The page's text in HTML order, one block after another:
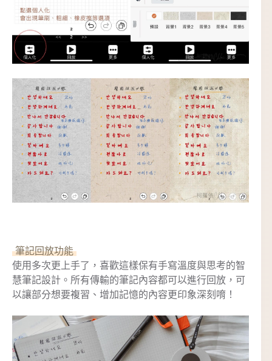
筆記回放功能
使用多次更上手了，喜歡這樣保有手寫溫度與思考的智
慧筆記設計。所有傳輸的筆記內容都可以進行回放，可
以讓部分想要複習、增加記憶的內容更印象深刻唷！